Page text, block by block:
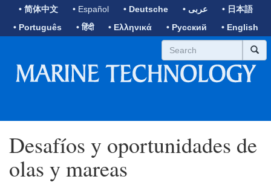
• 简体中文 • Español • Deutsche • عربى
• 日本語
• Português
• हिंदी • Ελληνικά • Русский • English
Desafíos y oportunidades de
olas y mareas